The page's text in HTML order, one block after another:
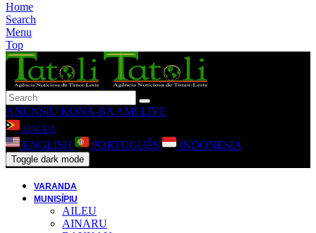
Home
Search
Menu
Top
ANUNSIU KONA-BA AMI LIVE
LÍNGUA
ENGLISH PORTUGUÊS INDONESIA
Toggle dark mode
VARANDA
MUNISÍPIU
AILEU
AINARU